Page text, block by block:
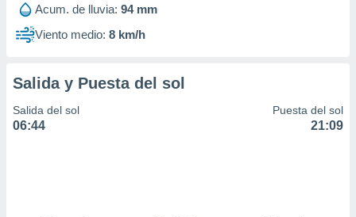
Acum. de lluvia: 94 mm
Viento medio: 8 km/h
Salida y Puesta del sol
Salida del sol
06:44
Puesta del sol
21:09